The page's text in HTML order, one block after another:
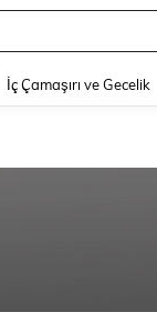
İç Çamaşırı ve Gecelik